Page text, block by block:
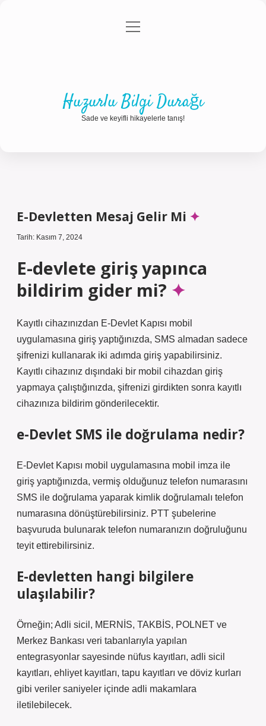
Gizlilik Politikası
menüyü
Huzurlu Bilgi Durağı
Sade ve keyifli hikayelerle tanış!
E-Devletten Mesaj Gelir Mi
Tarih: Kasım 7, 2024
E-devlete giriş yapınca
bildirim gider mi?
Kayıtlı cihazınızdan E-Devlet Kapısı mobil
uygulamasına giriş yaptığınızda, SMS almadan sadece
şifrenizi kullanarak iki adımda giriş yapabilirsiniz.
Kayıtlı cihazınız dışındaki bir mobil cihazdan giriş
yapmaya çalıştığınızda, şifrenizi girdikten sonra kayıtlı
cihazınıza bildirim gönderilecektir.
e-Devlet SMS ile doğrulama nedir?
E-Devlet Kapısı mobil uygulamasına mobil imza ile
giriş yaptığınızda, vermiş olduğunuz telefon numarasını
SMS ile doğrulama yaparak kimlik doğrulamalı telefon
numarasına dönüştürebilirsiniz. PTT şubelerine
başvuruda bulunarak telefon numaranızın doğruluğunu
teyit ettirebilirsiniz.
E-devletten hangi bilgilere
ulaşılabilir?
Örneğin; Adli sicil, MERNİS, TAKBİS, POLNET ve
Merkez Bankası veri tabanlarıyla yapılan
entegrasyonlar sayesinde nüfus kayıtları, adli sicil
kayıtları, ehliyet kayıtları, tapu kayıtları ve döviz kurları
gibi veriler saniyeler içinde adli makamlara
iletilebilecek.